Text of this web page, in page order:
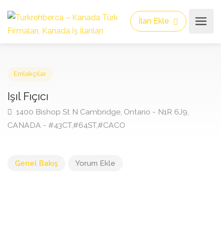
İlan Ekle
Işıl Fıçıcı
1400 Bishop St N Cambridge, Ontario - N1R 6J9,
Genel Bakış Yorum Ekle